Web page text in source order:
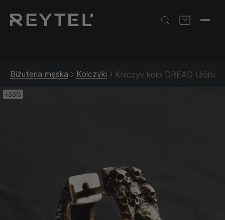
Złota biżuteria: –30% | Do 31.08
Biżuteria męska Kolczyki Kolczyk koło DREAD (żółte
-30%